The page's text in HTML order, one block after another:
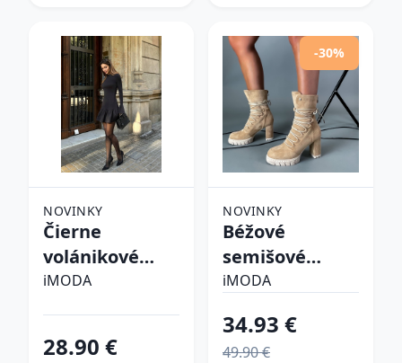
NOVINKY
Čierne
volánikové
šaty
iMODA
28.90 €
-30%
NOVINKY
Béžové
semišové
kotníkové
iMODA
34.93 €
49.90 €